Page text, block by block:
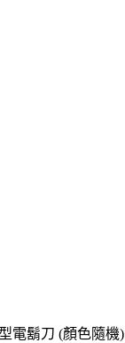
電鬍刀 (顏色隨機)